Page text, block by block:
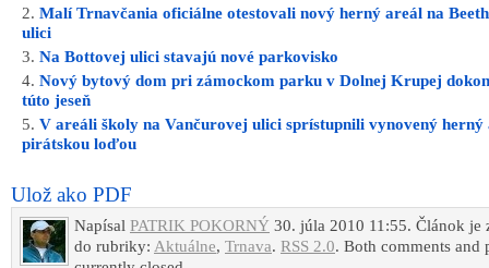
Malí Trnavčania oficiálne otestovali nový herný areál na
ulici
Na Bottovej ulici stavajú nové parkovisko
Nový bytový dom pri zámockom parku v Dolnej Krupej
túto jeseň
V areáli školy na Vančurovej ulici sprístupnili vynovený herný
pirátskou loďou
Ulož ako PDF
Napísal PATRIK POKORNÝ 30. júla 2010 11:55. Článok je
do rubriky: Aktuálne, Trnava. RSS 2.0. Both comments and